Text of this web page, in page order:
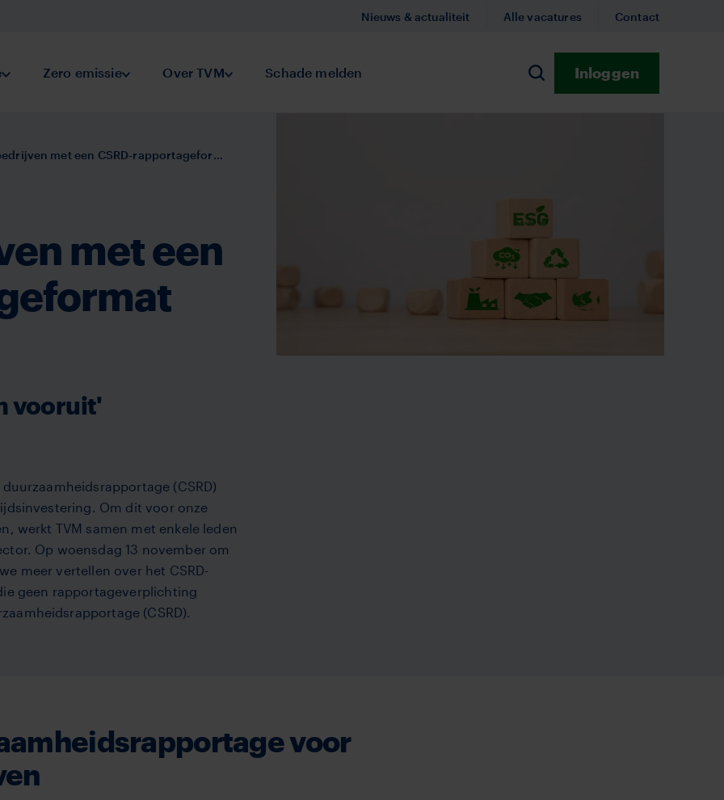
Submenu Preventie
Zero emissieSubmenu Zero emissie
Over TVMSubmenu Over TVM
Schade melden
Zoeken
Inloggen
Nieuws & actualiteit Alle vacatures Contact
met een CSRD-rapportageformat voor de sector
met een
vooruit'
(CSRD)
Om dit voor onze
werkt TVM samen met enkele leden
Op woensdag 13 november om
meer vertellen over het CSRD-
geen rapportageverplichting
(CSRD).
voor